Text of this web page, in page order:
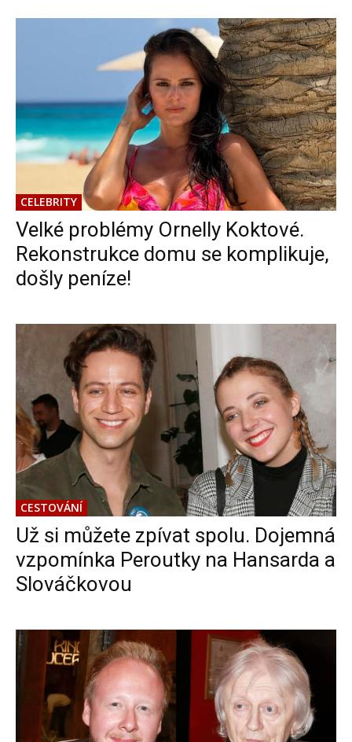
CELEBRITY
Velké problémy Ornelly Koktové.
Rekonstrukce domu se komplikuje,
došly peníze!
CESTOVÁNÍ
Už si můžete zpívat spolu. Dojemná
vzpomínka Peroutky na Hansarda a
Slováčkovou